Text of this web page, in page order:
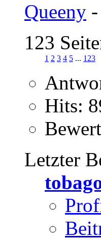
Queeny
123
1 2 3 4 5 ... 123
Hits:
Letzter